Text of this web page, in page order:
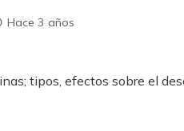
Hace 3 años